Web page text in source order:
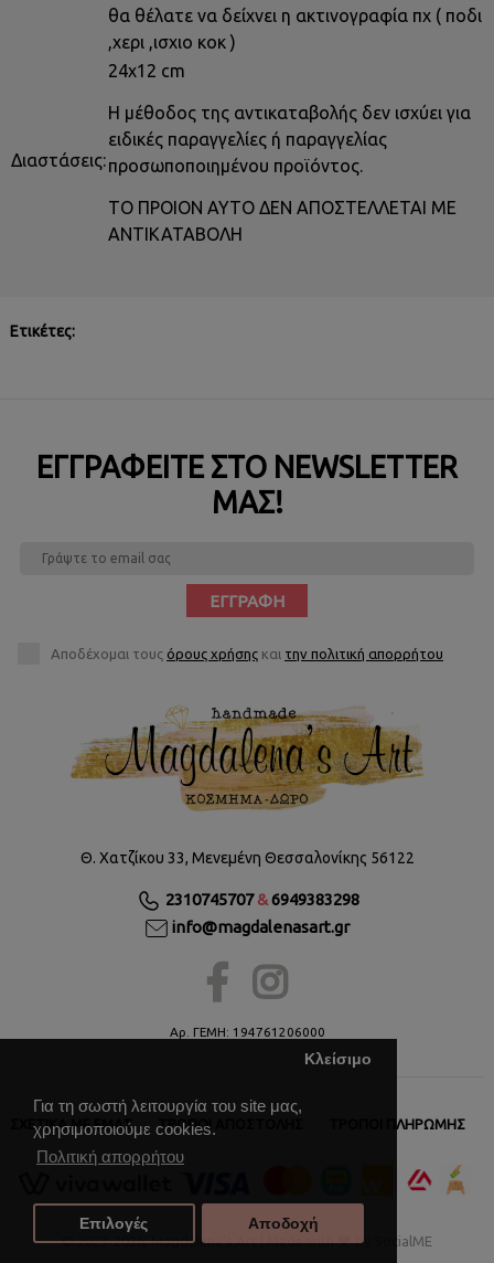
Για τη σωστή λειτουργία του site μας,
χρησιμοποιούμε cookies.
Πολιτική απορρήτου
Κλείσιμο
Επιλογές Αποδοχή
θα θέλατε να δείχνει η ακτινογραφία πχ ( ποδι
,χερι ,ισχιο κοκ )
Διαστάσεις:
24x12 cm
Η μέθοδος της αντικαταβολής δεν ισχύει για
ειδικές παραγγελίες ή παραγγελίας
προσωποποιημένου προϊόντος.
ΤΟ ΠΡΟΙΟΝ ΑΥΤΟ ΔΕΝ ΑΠΟΣΤΕΛΛΕΤΑΙ ΜΕ
ΑΝΤΙΚΑΤΑΒΟΛΗ
Ετικέτες:
ΕΓΓΡΑΦΕΊΤΕ ΣΤΟ NEWSLETTER
ΜΑΣ!
ΕΓΓΡΑΦΉ
Αποδέχομαι τους όρους χρήσης και την πολιτική απορρήτου
Θ. Χατζίκου 33, Μενεμένη Θεσσαλονίκης 56122
2310745707&6949383298
info@magdalenasart.gr
Αρ. ΓΕΜΗ: 194761206000
ΣΧΕΤΙΚΆ ΜΕ ΕΜΆΣ ΤΡΌΠΟΙ ΑΠΟΣΤΟΛΉΣ ΤΡΌΠΟΙ ΠΛΗΡΩΜΉΣ
© 2023-2026, Magdalena's Art | Made with 🖤 by SocialME